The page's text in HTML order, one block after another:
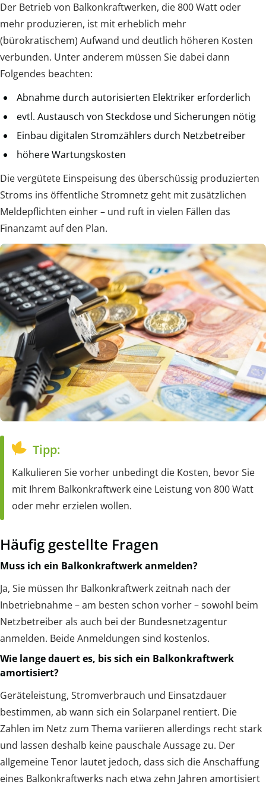
Der Betrieb von Balkonkraftwerken, die 800 Watt oder
mehr produzieren, ist mit erheblich mehr
(bürokratischem) Aufwand und deutlich höheren Kosten
verbunden. Unter anderem müssen Sie dabei dann
Folgendes beachten:
Abnahme durch autorisierten Elektriker erforderlich
evtl. Austausch von Steckdose und Sicherungen nötig
Einbau digitalen Stromzählers durch Netzbetreiber
höhere Wartungskosten
Die vergütete Einspeisung des überschüssig produzierten
Stroms ins öffentliche Stromnetz geht mit zusätzlichen
Meldepflichten einher – und ruft in vielen Fällen das
Finanzamt auf den Plan.
Tipp:
Kalkulieren Sie vorher unbedingt die Kosten, bevor Sie
mit Ihrem Balkonkraftwerk eine Leistung von 800 Watt
oder mehr erzielen wollen.
Häufig gestellte Fragen
Muss ich ein Balkonkraftwerk anmelden?
Ja, Sie müssen Ihr Balkonkraftwerk zeitnah nach der
Inbetriebnahme – am besten schon vorher – sowohl beim
Netzbetreiber als auch bei der Bundesnetzagentur
anmelden. Beide Anmeldungen sind kostenlos.
Wie lange dauert es, bis sich ein Balkonkraftwerk
amortisiert?
Geräteleistung, Stromverbrauch und Einsatzdauer
bestimmen, ab wann sich ein Solarpanel rentiert. Die
Zahlen im Netz zum Thema variieren allerdings recht stark
und lassen deshalb keine pauschale Aussage zu. Der
allgemeine Tenor lautet jedoch, dass sich die Anschaffung
eines Balkonkraftwerks nach etwa zehn Jahren amortisiert